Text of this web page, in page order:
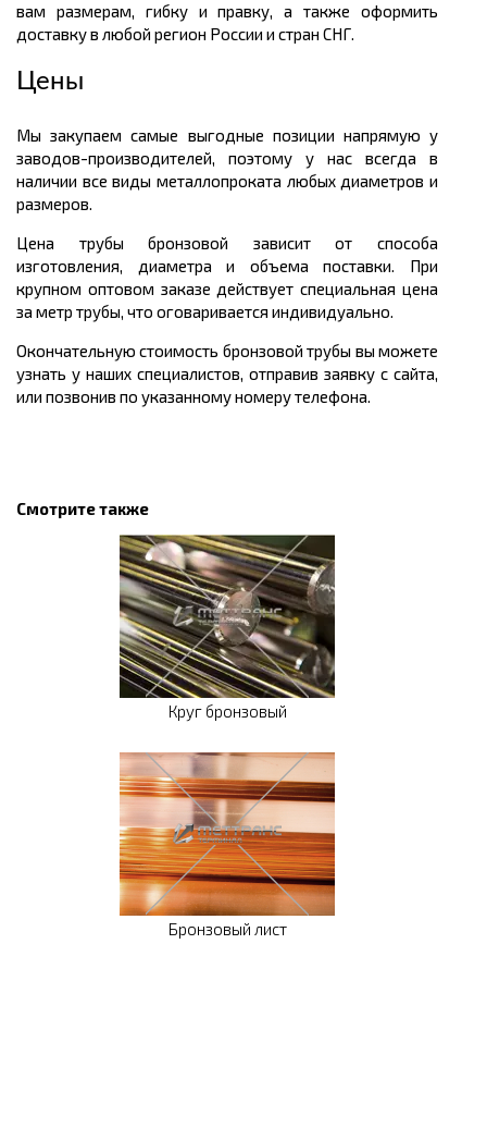
вам размерам, гибку и правку, а также оформить
доставку в любой регион России и стран СНГ.
Цены
Мы закупаем самые выгодные позиции напрямую у
заводов-производителей, поэтому у нас всегда в
наличии все виды металлопроката любых диаметров и
размеров.
Цена трубы бронзовой зависит от способа
изготовления, диаметра и объема поставки. При
крупном оптовом заказе действует специальная цена
за метр трубы, что оговаривается индивидуально.
Окончательную стоимость бронзовой трубы вы можете
узнать у наших специалистов, отправив заявку с сайта,
или позвонив по указанному номеру телефона.
Смотрите также
Круг бронзовый
Бронзовый лист